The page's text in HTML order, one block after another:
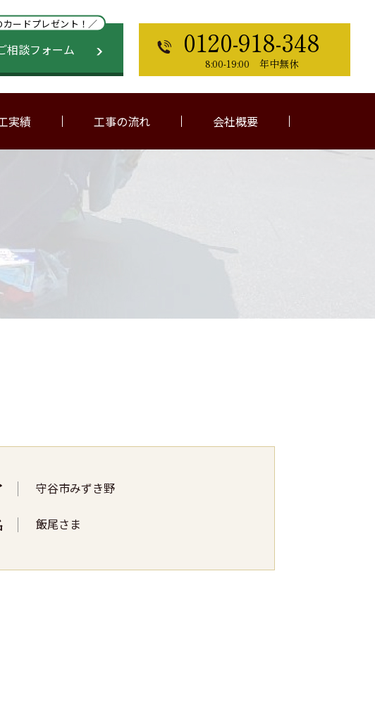
カードプレゼント！／
相談フォーム 0120-918-348
8:00-19:00 年中無休
実績 工事の流れ 会社概要
守谷市みずき野
飯尾さま